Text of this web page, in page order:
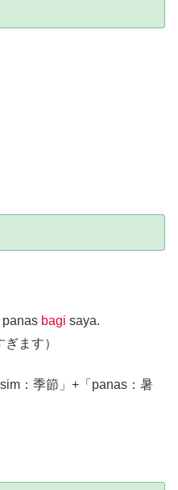
panas bagi saya.
ます）
：季節」+「panas：暑